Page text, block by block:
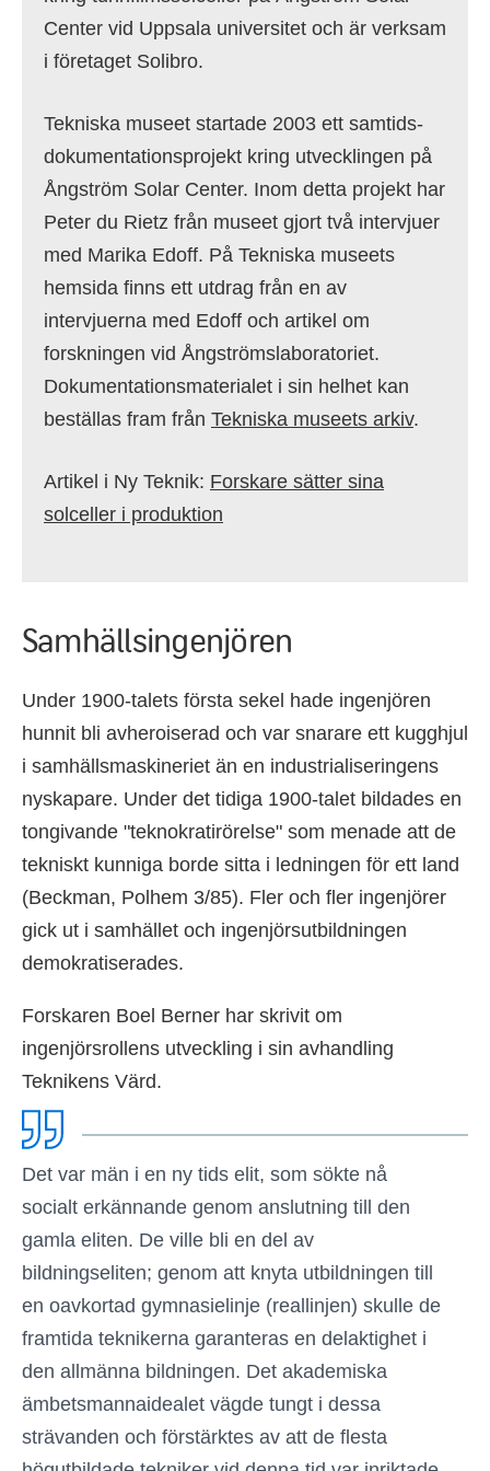
Center vid Uppsala universitet och är verksam
i företaget Solibro.
Tekniska museet startade 2003 ett samtids­
dokumentationsprojekt kring utvecklingen på
Ångström Solar Center. Inom detta projekt har
Peter du Rietz från museet gjort två intervjuer
med Marika Edoff. På Tekniska museets
hemsida finns ett utdrag från en av
intervjuerna med Edoff och artikel om
forskningen vid Ångströmslaboratoriet.
Dokumentationsmaterialet i sin helhet kan
beställas fram från Tekniska museets arkiv.
Artikel i Ny Teknik: Forskare sätter sina
solceller i produktion
Samhällsingenjören
Under 1900-talets första sekel hade ingenjören
hunnit bli avheroiserad och var snarare ett kugghjul
i samhällsmaskineriet än en industrialiseringens
nyskapare. Under det tidiga 1900-talet bildades en
tongivande "teknokratirörelse" som menade att de
tekniskt kunniga borde sitta i ledningen för ett land
(Beckman, Polhem 3/85). Fler och fler ingenjörer
gick ut i samhället och ingenjörsutbildningen
demokratiserades.
Forskaren Boel Berner har skrivit om
ingenjörsrollens utveckling i sin avhandling
Teknikens Värd.
Det var män i en ny tids elit, som sökte nå
socialt erkännande genom anslutning till den
gamla eliten. De ville bli en del av
bildningseliten; genom att knyta utbildningen till
en oavkortad gymnasielinje (reallinjen) skulle de
framtida teknikerna garanteras en delaktighet i
den allmänna bildningen. Det akademiska
ämbetsmannaidealet vägde tungt i dessa
strävanden och förstärktes av att de flesta